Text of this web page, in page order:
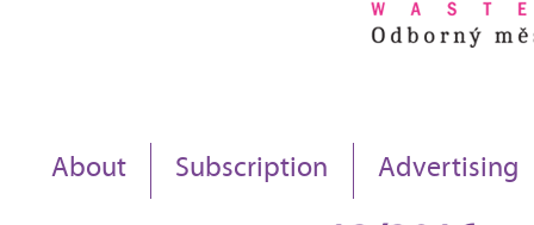
About Subscription Advertising